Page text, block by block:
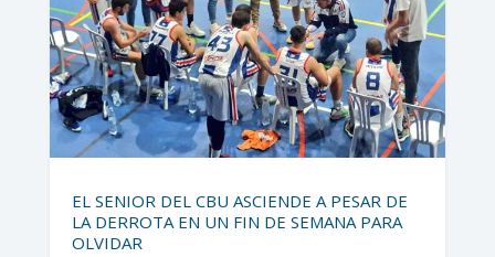
EL SENIOR DEL CBU ASCIENDE A PESAR DE
LA DERROTA EN UN FIN DE SEMANA PARA
OLVIDAR